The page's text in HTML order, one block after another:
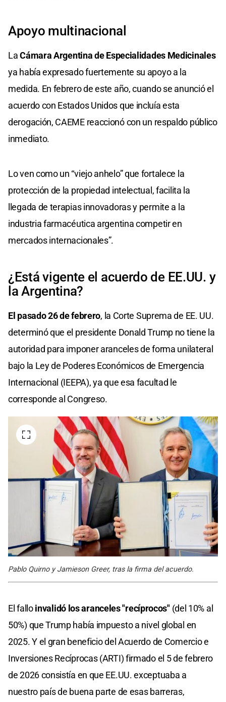
Apoyo multinacional
LaCámara Argentina de Especialidades Medicinales
ya había expresado fuertemente su apoyo a la
medida. En febrero de este año, cuando se anunció el
acuerdo con Estados Unidos que incluía esta
derogación, CAEME reaccionó con un respaldo público
inmediato.
Lo ven como un “viejo anhelo” que fortalece la
protección de la propiedad intelectual, facilita la
llegada de terapias innovadoras y permite a la
industria farmacéutica argentina competir en
mercados internacionales”.
¿Está vigente el acuerdo de EE.UU. y
la Argentina?
El pasado 26 de febrero, la Corte Suprema de EE. UU.
determinó que el presidente Donald Trump no tiene la
autoridad para imponer aranceles de forma unilateral
bajo la Ley de Poderes Económicos de Emergencia
Internacional (IEEPA), ya que esa facultad le
corresponde al Congreso.
Pablo Quirno y Jamieson Greer, tras la firma del acuerdo.
El falloinvalidó los aranceles "recíprocos"(del 10% al
50%) que Trump había impuesto a nivel global en
2025. Y el gran beneficio del Acuerdo de Comercio e
Inversiones Recíprocas (ARTI) firmado el 5 de febrero
de 2026 consistía en que EE.UU. exceptuaba a
nuestro país de buena parte de esas barreras,